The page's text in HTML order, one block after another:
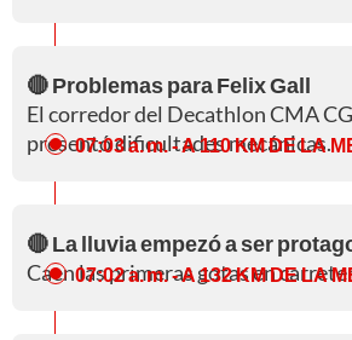
🔴 Problemas para Felix Gall
El corredor del Decathlon CMA
presentó dificultades mecánicas.
07:03 a. m.- A 110 KM DE LA
🔴 La lluvia empezó a ser
Caen las primeras gotas en
07:02 a. m.- A 132 KM DE LA